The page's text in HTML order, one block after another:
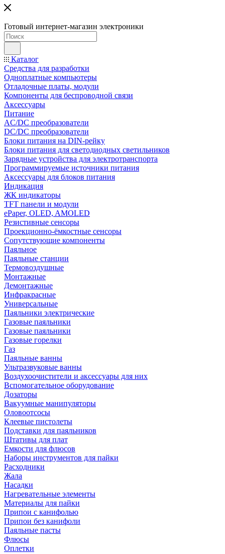
Готовый интернет-магазин электроники
Каталог
Средства для разработки
Одноплатные компьютеры
Отладочные платы, модули
Компоненты для беспроводной связи
Аксессуары
Питание
AC/DC преобразователи
DC/DC преобразователи
Блоки питания на DIN-рейку
Блоки питания для светодиодных светильников
Зарядные устройства для электротранспорта
Программируемые источники питания
Аксессуары для блоков питания
Индикация
ЖК индикаторы
TFT панели и модули
ePaper, OLED, AMOLED
Резистивные сенсоры
Проекционно-ёмкостные сенсоры
Сопутствующие компоненты
Паяльное
Паяльные станции
Термовоздушные
Монтажные
Демонтажные
Инфракрасные
Универсальные
Паяльники электрические
Газовые паяльники
Газовые паяльники
Газовые горелки
Газ
Паяльные ванны
Ультразвуковые ванны
Воздухоочистители и аксессуары для них
Вспомогательное оборудование
Дозаторы
Вакуумные манипуляторы
Оловоотсосы
Клеевые пистолеты
Подставки для паяльников
Штативы для плат
Емкости для флюсов
Наборы инструментов для пайки
Расходники
Жала
Насадки
Нагревательные элементы
Материалы для пайки
Припои с канифолью
Припои без канифоли
Паяльные пасты
Флюсы
Оплетки